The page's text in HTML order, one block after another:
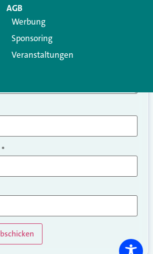
*
AGB
Werbung
Sponsoring
Veranstaltungen